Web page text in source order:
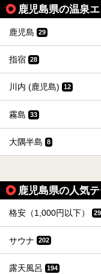
鹿児島県の温泉
鹿児島 29
指宿 28
川内 (鹿児島) 12
霧島 33
大隅半島 8
鹿児島県の人気
格安（1,000円以下）
サウナ 202
露天風呂 194